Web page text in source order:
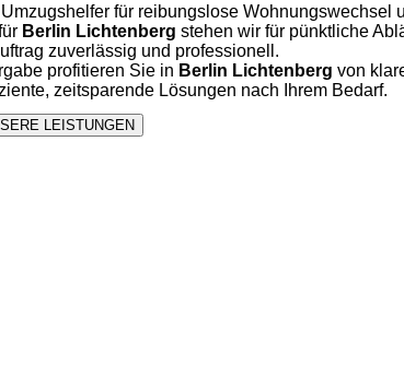
für reibungslose Wohnungswechsel
Berlin Lichtenberg stehen wir für pünktliche
zuverlässig und professionell.
profitieren Sie in Berlin Lichtenberg von
zeitsparende Lösungen nach Ihrem Bedarf.
LEISTUNGEN